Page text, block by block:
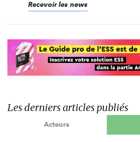
Recevoir les news
Les derniers articles publiés
Acteurs